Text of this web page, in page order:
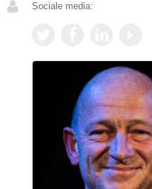
Sociale media: